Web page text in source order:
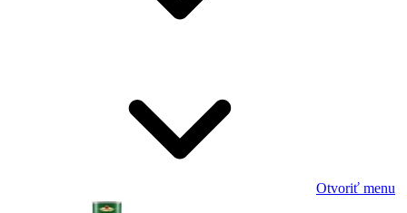
Otvoriť menu